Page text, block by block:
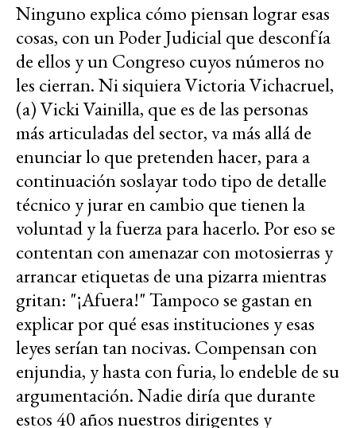
Ninguno explica cómo piensan lograr esas
cosas, con un Poder Judicial que desconfía
de ellos y un Congreso cuyos números no
les cierran. Ni siquiera Victoria Vichacruel,
(a) Vicki Vainilla, que es de las personas
más articuladas del sector, va más allá de
enunciar lo que pretenden hacer, para a
continuación soslayar todo tipo de detalle
técnico y jurar en cambio que tienen la
voluntad y la fuerza para hacerlo. Por eso se
contentan con amenazar con motosierras y
arrancar etiquetas de una pizarra mientras
gritan: "¡Afuera!" Tampoco se gastan en
explicar por qué esas instituciones y esas
leyes serían tan nocivas. Compensan con
enjundia, y hasta con furia, lo endeble de su
argumentación. Nadie diría que durante
estos 40 años nuestros dirigentes y